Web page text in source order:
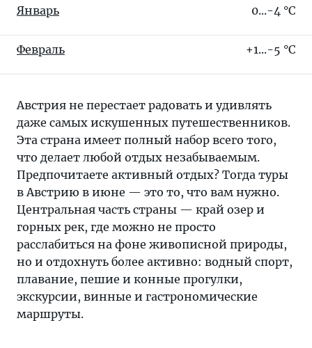
Январь 0...-4 °C
Февраль +1...-5 °C
Австрия не перестает радовать и удивлять
даже самых искушенных путешественников.
Эта страна имеет полный набор всего того,
что делает любой отдых незабываемым.
Предпочитаете активный отдых? Тогда туры
в Австрию в июне — это то, что вам нужно.
Центральная часть страны — край озер и
горных рек, где можно не просто
расслабиться на фоне живописной природы,
но и отдохнуть более активно: водный спорт,
плавание, пешие и конные прогулки,
экскурсии, винные и гастрономические
маршруты.